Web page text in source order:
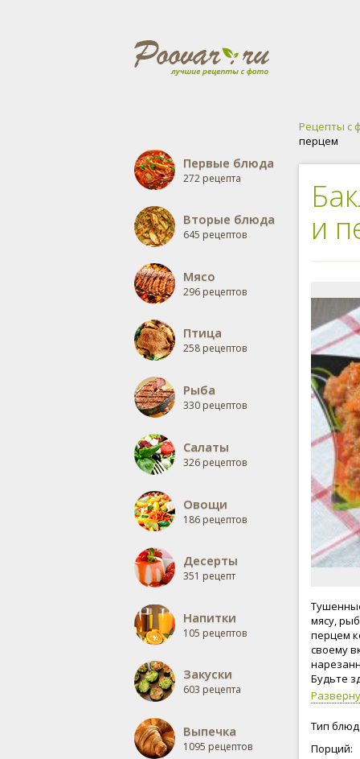
Первые блюда
272 рецепта
Вторые блюда
645 рецептов
Мясо
296 рецептов
Птица
258 рецептов
Рыба
330 рецептов
Салаты
326 рецептов
Овощи
186 рецептов
Десерты
351 рецепт
Напитки
105 рецептов
Закуски
603 рецепта
Выпечка
1095 рецептов
Рецепты с
перцем
и
мясу,
перцем
своему
Будьте
Тип
Порций: